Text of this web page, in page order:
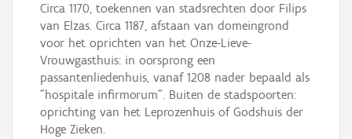
Circa 1170, toekennen van stadsrechten door Filips
van Elzas. Circa 1187, afstaan van domeingrond
voor het oprichten van het Onze-Lieve-
Vrouwgasthuis: in oorsprong een
passantenliedenhuis, vanaf 1208 nader bepaald als
"hospitale infirmorum". Buiten de stadspoorten:
oprichting van het Leprozenhuis of Godshuis der
Hoge Zieken.